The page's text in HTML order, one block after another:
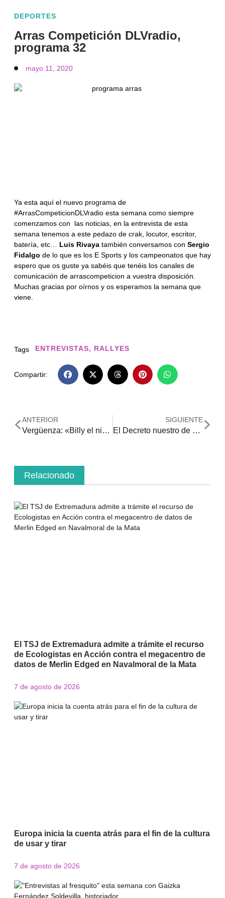
DEPORTES
Arras Competición DLVradio,
programa 32
mayo 11, 2020
Ya esta aquí el nuevo programa de
#ArrasCompeticionDLVradio esta semana como siempre
comenzamos con las noticias, en la entrevista de esta
semana tenemos a este pedazo de crak, locutor, escritor,
batería, etc… Luis Rivaya también conversamos con Sergio
Fidalgo de lo que es los E Sports y los campeonatos que hay
espero que os guste ya sabéis que tenéis los canales de
comunicación de arrascompeticion a vuestra disposición.
Muchas gracias por oírnos y os esperamos la semana que
viene.
Tags ENTREVISTAS, RALLYES
Compartir:
ANTERIOR
Vergüenza: «Billy el niño se va sin juicio y con medallas»
SIGUIENTE
El Decreto nuestro de cada día, programa 6
Relacionado
El TSJ de Extremadura admite a trámite el recurso
de Ecologistas en Acción contra el megacentro de
datos de Merlin Edged en Navalmoral de la Mata
7 de agosto de 2026
Europa inicia la cuenta atrás para el fin de la cultura
de usar y tirar
7 de agosto de 2026